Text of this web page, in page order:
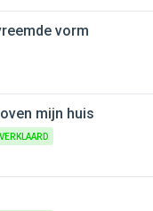
vorm
mijn huis
VERKLAARD